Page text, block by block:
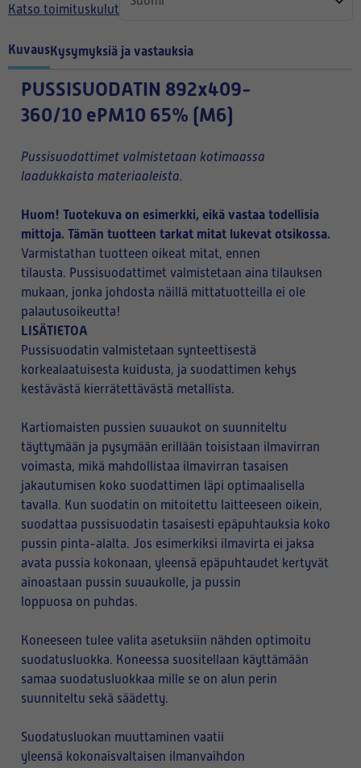
Katso toimituskulut
KuvausKysymyksiä ja vastauksia
PUSSISUODATIN 892x409-
360/10 ePM10 65% (M6)
Pussisuodattimet valmistetaan kotimaassa
laadukkaista materiaaleista.
Huom! Tuotekuva on esimerkki, eikä vastaa todellisia
mittoja. Tämän tuotteen tarkat mitat lukevat otsikossa.
Varmistathan tuotteen oikeat mitat, ennen
tilausta. Pussisuodattimet valmistetaan aina tilauksen
mukaan, jonka johdosta näillä mittatuotteilla ei ole
palautusoikeutta!
LISÄTIETOA
Pussisuodatin valmistetaan synteettisestä
korkealaatuisesta kuidusta, ja suodattimen kehys
kestävästä kierrätettävästä metallista.
Kartiomaisten pussien suuaukot on suunniteltu
täyttymään ja pysymään erillään toisistaan ilmavirran
voimasta, mikä mahdollistaa ilmavirran tasaisen
jakautumisen koko suodattimen läpi optimaalisella
tavalla. Kun suodatin on mitoitettu laitteeseen oikein,
suodattaa pussisuodatin tasaisesti epäpuhtauksia koko
pussin pinta-alalta. Jos esimerkiksi ilmavirta ei jaksa
avata pussia kokonaan, yleensä epäpuhtaudet kertyvät
ainoastaan pussin suuaukolle, ja pussin
loppuosa on puhdas.
Koneeseen tulee valita asetuksiin nähden optimoitu
suodatusluokka. Koneessa suositellaan käyttämään
samaa suodatusluokkaa mille se on alun perin
suunniteltu sekä säädetty.
Suodatusluokan muuttaminen vaatii
yleensä kokonaisvaltaisen ilmanvaihdon